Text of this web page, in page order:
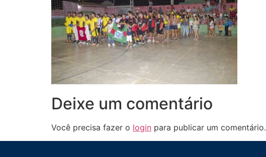
Deixe um comentário
Você precisa fazer o login para publicar um comentário.